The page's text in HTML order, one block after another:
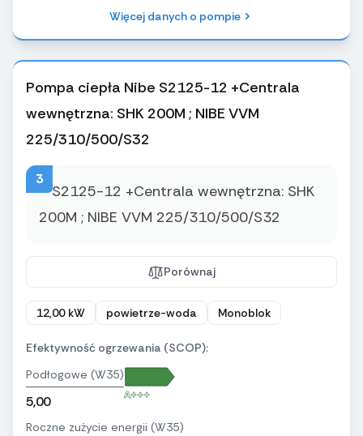
Więcej danych o pompie
Pompa ciepła Nibe S2125-12 +Centrala
wewnętrzna: SHK 200M ; NIBE VVM
225/310/500/S32
3
Porównaj
12,00 kW powietrze-woda Monoblok
Efektywność ogrzewania (SCOP):
Podłogowe (W35)
5,00 A+++
Roczne zużycie energii (W35)